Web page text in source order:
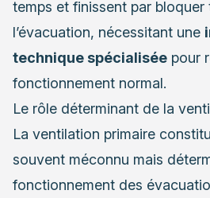
temps et finissent par bloquer
l’évacuation, nécessitant une
technique spécialisée pour
fonctionnement normal.
Le rôle déterminant de la
La ventilation primaire
souvent méconnu mais
fonctionnement des